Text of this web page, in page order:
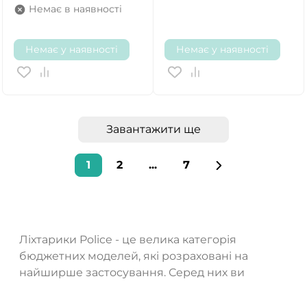
Немає в наявності
Немає у наявності Немає у наявності
Завантажити ще
1 2 ... 7
Ліхтарики Police - це велика категорія
бюджетних моделей, які розраховані на
найширше застосування. Серед них ви